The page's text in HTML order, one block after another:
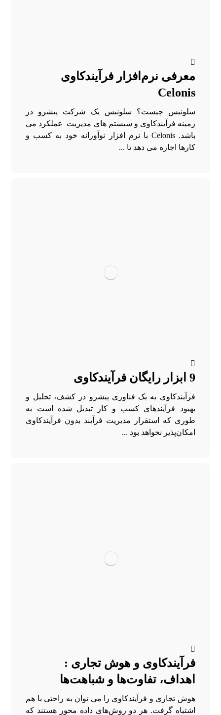
معرفی نرم‌افزار فرآیندکاوی
Celonis
سلونیس چیست؟ سلونیس یک شرکت پیشرو در
زمینه فرآیندکاوی و سیستم های مدیریت عملکرد می
باشد. Celonis با نرم افزار نوآورانه خود به کسب و
کارها اجازه می دهد تا ...
9 ابزار رایگان فرآیندکاوی
فرآیندکاوی به یک فناوری پیشرو در کشف، تحلیل و
بهبود فرآیند‌های کسب و کار تبدیل شده است به
طوری که استقرار مدیریت فرآیند بدون فرآیندکاوی
امکان‌پذیر نخواهد بود ...
فرآیندکاوی و هوش تجاری :
اهداف، تفاوت‌ها و شباهت‌ها
هوش تجاری و فرآیندکاوی را می توان به راحتی با هم
اشتباه گرفت. هر دو روش‌های داده‌ محور هستند که